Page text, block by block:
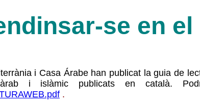
se en
i Casa Árabe han publicat la guia de
i islàmic publicats en català.
.